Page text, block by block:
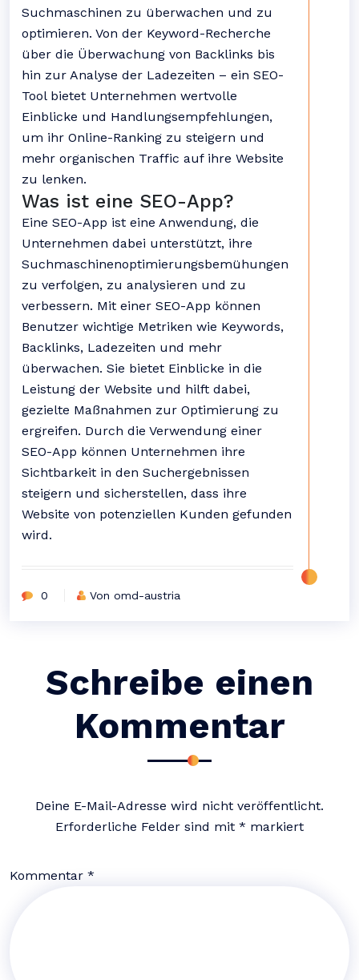
Suchmaschinen zu überwachen und zu
optimieren. Von der Keyword-Recherche
über die Überwachung von Backlinks bis
hin zur Analyse der Ladezeiten – ein SEO-
Tool bietet Unternehmen wertvolle
Einblicke und Handlungsempfehlungen,
um ihr Online-Ranking zu steigern und
mehr organischen Traffic auf ihre Website
zu lenken.
Was ist eine SEO-App?
Eine SEO-App ist eine Anwendung, die
Unternehmen dabei unterstützt, ihre
Suchmaschinenoptimierungsbemühungen
zu verfolgen, zu analysieren und zu
verbessern. Mit einer SEO-App können
Benutzer wichtige Metriken wie Keywords,
Backlinks, Ladezeiten und mehr
überwachen. Sie bietet Einblicke in die
Leistung der Website und hilft dabei,
gezielte Maßnahmen zur Optimierung zu
ergreifen. Durch die Verwendung einer
SEO-App können Unternehmen ihre
Sichtbarkeit in den Suchergebnissen
steigern und sicherstellen, dass ihre
Website von potenziellen Kunden gefunden
wird.
0 Von omd-austria
Schreibe einen
Kommentar
Deine E-Mail-Adresse wird nicht veröffentlicht.
Erforderliche Felder sind mit * markiert
Kommentar *